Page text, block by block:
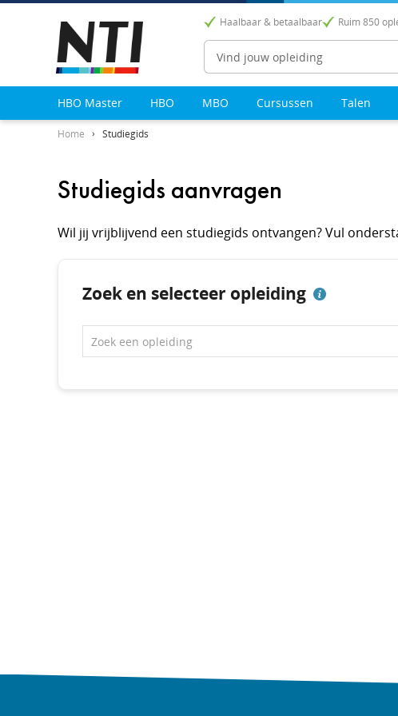
Haalbaar & betaalbaar Ruim 850
Zoeken
HBO Master HBO MBO Cursussen Talen
Home Studiegids
Studiegids aanvragen
Wil jij vrijblijvend een studiegids ontvangen? Vul
Zoek en selecteer opleiding
Zoek een opleiding